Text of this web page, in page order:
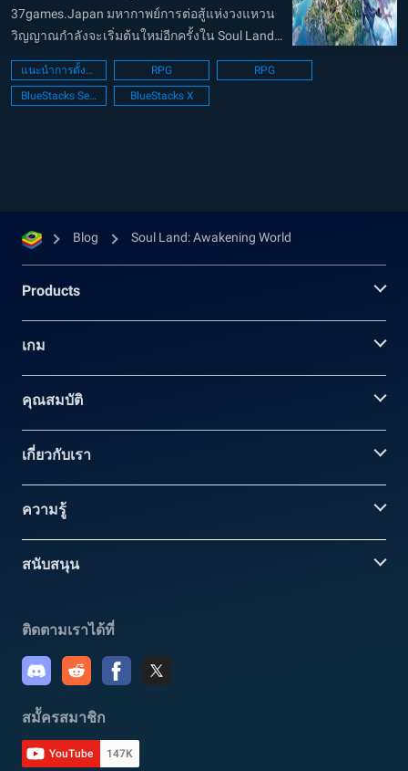
37games.Japan มหากาพย์การต่อสู้แห่งวงแหวน
วิญญาณกำลังจะเริ่มต้นใหม่อีกครั้งใน Soul Land:
Awakening World เกมแนว 3D Open-world
MMORPG เกมแรกของซีรีส์ระดับตำนานอย่าง
“ตำนานจอมยุทธ์ภูตถังซาน” ที่ได้ร...
แนะนำการตั้งค่า PC RPG
RPG
BlueStacks Setup
BlueStacks X
Blog Soul Land: Awakening World
Products
เกม
คุณสมบัติ
เกี่ยวกับเรา
ความรู้
สนับสนุน
ติดตามเราได้ที่
สมััครสมาชิก
YouTube 147K